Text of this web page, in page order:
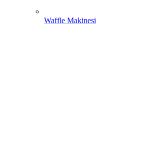
Waffle Makinesi